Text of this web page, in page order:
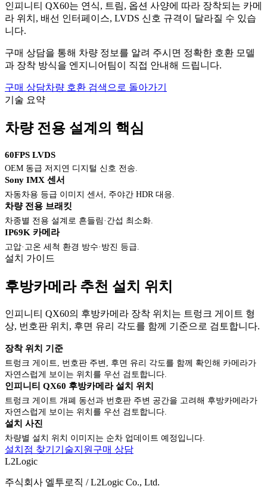
인피니티 QX60는 연식, 트림, 옵션 사양에 따라 장착되는 카메
라 위치, 배선 인터페이스, LVDS 신호 규격이 달라질 수 있습
니다.
구매 상담을 통해 차량 정보를 알려 주시면 정확한 호환 모델
과 장착 방식을 엔지니어팀이 직접 안내해 드립니다.
구매 상담차량 호환 검색으로 돌아가기
기술 요약
차량 전용 설계의 핵심
60FPS LVDS
OEM 동급 저지연 디지털 신호 전송.
Sony IMX 센서
자동차용 등급 이미지 센서, 주야간 HDR 대응.
차량 전용 브래킷
차종별 전용 설계로 흔들림·간섭 최소화.
IP69K 카메라
고압·고온 세척 환경 방수·방진 등급.
설치 가이드
후방카메라 추천 설치 위치
인피니티 QX60의 후방카메라 장착 위치는 트렁크 게이트 형
상, 번호판 위치, 후면 유리 각도를 함께 기준으로 검토합니다.
장착 위치 기준
트렁크 게이트, 번호판 주변, 후면 유리 각도를 함께 확인해 카메라가
자연스럽게 보이는 위치를 우선 검토합니다.
인피니티 QX60 후방카메라 설치 위치
트렁크 게이트 개폐 동선과 번호판 주변 공간을 고려해 후방카메라가
자연스럽게 보이는 위치를 우선 검토합니다.
설치 사진
차량별 설치 위치 이미지는 순차 업데이트 예정입니다.
설치점 찾기 기술지원 구매 상담
L2Logic
주식회사 엘투로직 / L2Logic Co., Ltd.